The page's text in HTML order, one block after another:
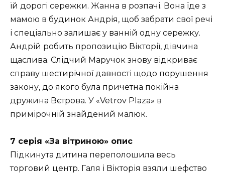
їй дорогі сережки. Жанна в розпачі. Вона їде з
мамою в будинок Андрія, щоб забрати свої речі
і спеціально залишає у ванній одну сережку.
Андрій робить пропозицію Вікторії, дівчина
щаслива. Слідчий Маручок знову відкриває
справу шестирічної давності щодо порушення
закону, до якого була причетна покійна
дружина Вєтрова. У «Vetrov Plaza» в
примірочній знайдений малюк.
7 серія «За вітриною» опис
Підкинута дитина переполошила весь
торговий центр. Галя і Вікторія взяли шефство